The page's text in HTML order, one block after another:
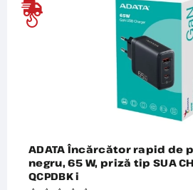
ADATA Încărcător rapid de
negru, 65 W, priză tip SUA
QCPDBK i